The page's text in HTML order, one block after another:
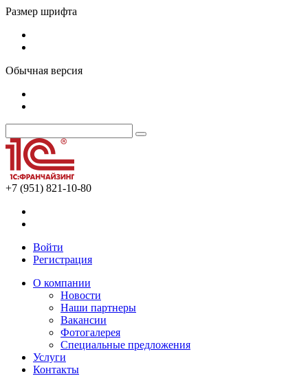
Размер шрифта
Обычная версия
+7 (951) 821-10-80
Войти
Регистрация
О компании
Новости
Наши партнеры
Вакансии
Фотогалерея
Специальные предложения
Услуги
Контакты